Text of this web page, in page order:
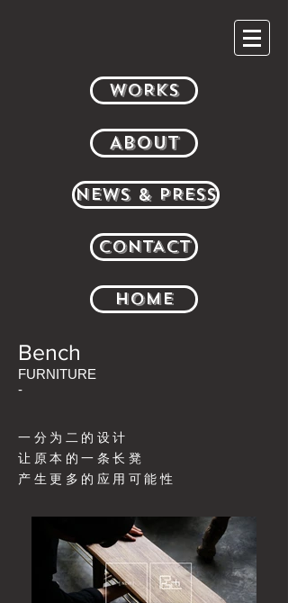
WORKS
ABOUT
NEWS & PRESS
CONTACT
HOME
Bench
FURNITURE
-
一分为二的设计
让原本的一条长凳
​产生更多的应用可能性